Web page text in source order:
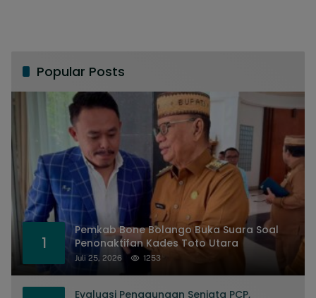
Popular Posts
1
Pemkab Bone Bolango Buka Suara Soal
Penonaktifan Kades Toto Utara
Juli 25, 2026 1253
Evaluasi Penggunaan Senjata PCP,